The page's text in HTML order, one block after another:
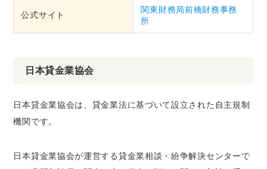
公式サイト
関東財務局前橋財務事務
所
日本貸金業協会
日本貸金業協会は、貸金業法に基づいて設立された自主規制
機関です。
日本貸金業協会が運営する貸金業相談・紛争解決センターで